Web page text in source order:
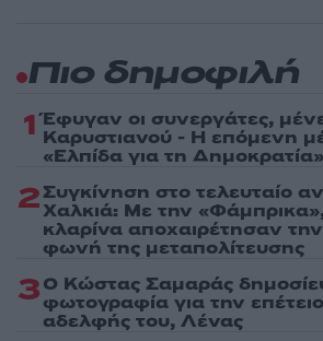
Πιο δημοφιλή
1 Έφυγαν οι συνεργάτες,
Καρυστιανού - Η επόμενη
«Ελπίδα για τη Δημοκρατία»
2Συγκίνηση στο τελευταίο
Χαλκιά: Με την
κλαρίνα αποχαιρέτησαν
φωνή της μεταπολίτευσης
3Ο Κώστας Σαμαράς
φωτογραφία για την
αδελφής του, Λένας